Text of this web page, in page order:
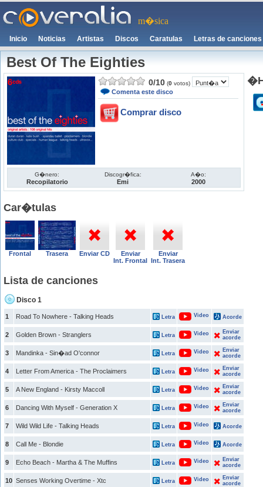
m�sica
Inicio Noticias Artistas Discos Caratulas Letras de canciones
Best Of The Eighties
0/10 (0 votos)
Comenta este disco
Comprar disco
G�nero:
Recopilatorio
Discogr�fica:
Emi
A�o:
2000
Car�tulas
Frontal Trasera Enviar CD
Enviar
Int. Frontal
Enviar
Int. Trasera
Lista de canciones
Disco 1
1 Road To Nowhere - Talking Heads Letra Video Acorde
2 Golden Brown - Stranglers Letra Video
Enviar
acorde
3 Mandinka - Sin�ad O'connor Letra Video
Enviar
acorde
4 Letter From America - The Proclaimers Letra Video
Enviar
acorde
5 A New England - Kirsty Maccoll Letra Video
Enviar
acorde
6 Dancing With Myself - Generation X Letra Video
Enviar
acorde
7 Wild Wild Life - Talking Heads Letra Video Acorde
8 Call Me - Blondie Letra Video Acorde
9 Echo Beach - Martha & The Muffins Letra Video
Enviar
acorde
10 Senses Working Overtime - Xtc Letra Video
Enviar
acorde